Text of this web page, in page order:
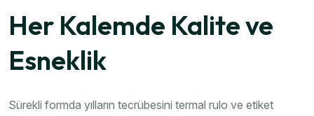
Her Kalemde Kalite ve
Esneklik
Sürekli formda yılların tecrübesini termal rulo ve etiket